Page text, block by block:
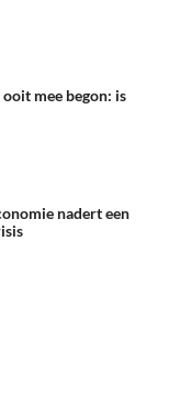
mee begon: is
nadert een